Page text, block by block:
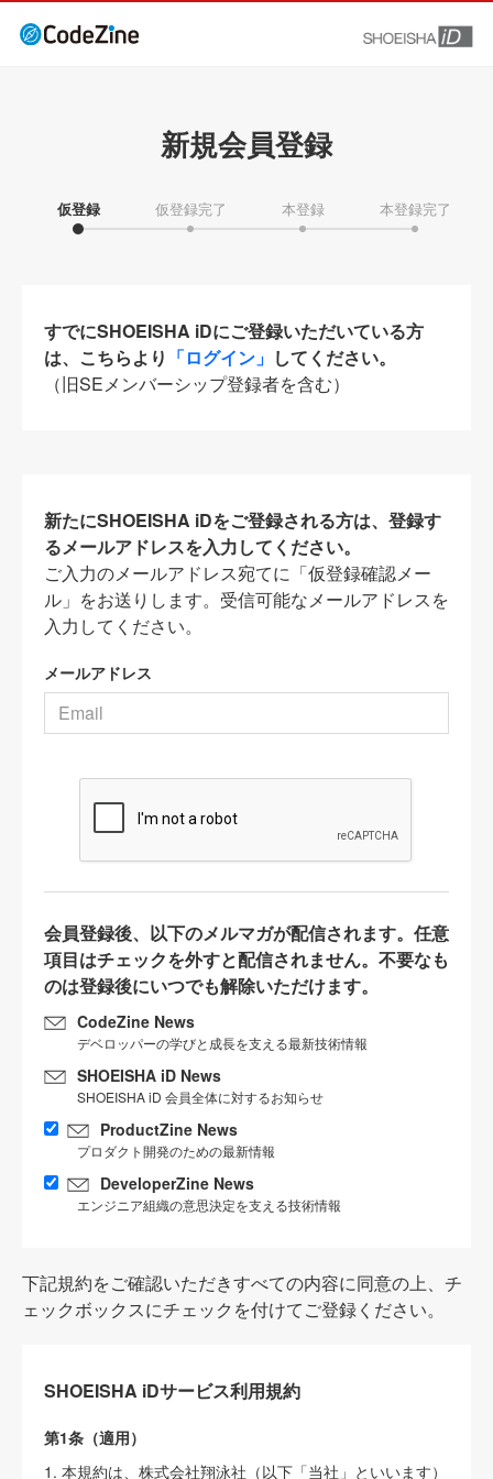
新規会員登録
仮登録 仮登録完了 本登録 本登録完了
すでにSHOEISHA iDにご登録いただいている方
は、こちらより 「ログイン」 してください。
（旧SEメンバーシップ登録者を含む）
新たにSHOEISHA iDをご登録される方は、登録す
るメールアドレスを入力してください。
ご入力のメールアドレス宛てに「仮登録確認メー
ル」をお送りします。受信可能なメールアドレスを
入力してください。
メールアドレス
会員登録後、以下のメルマガが配信されます。任意
項目はチェックを外すと配信されません。不要なも
のは登録後にいつでも解除いただけます。
CodeZine News
デベロッパーの学びと成長を支える最新技術情報
SHOEISHA iD News
SHOEISHA iD 会員全体に対するお知らせ
ProductZine News
プロダクト開発のための最新情報
DeveloperZine News
エンジニア組織の意思決定を支える技術情報
下記規約をご確認いただきすべての内容に同意の上、チ
ェックボックスにチェックを付けてご登録ください。
SHOEISHA iDサービス利用規約
第1条（適用）
1. 本規約は、株式会社翔泳社（以下「当社」といいます）